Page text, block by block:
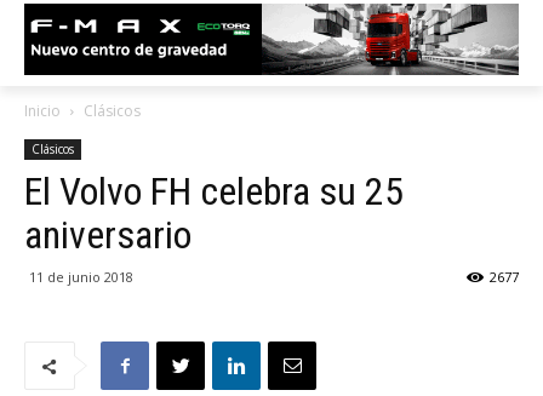
Inicio Clásicos
Clásicos
El Volvo FH celebra su 25
aniversario
11 de junio 2018 2677